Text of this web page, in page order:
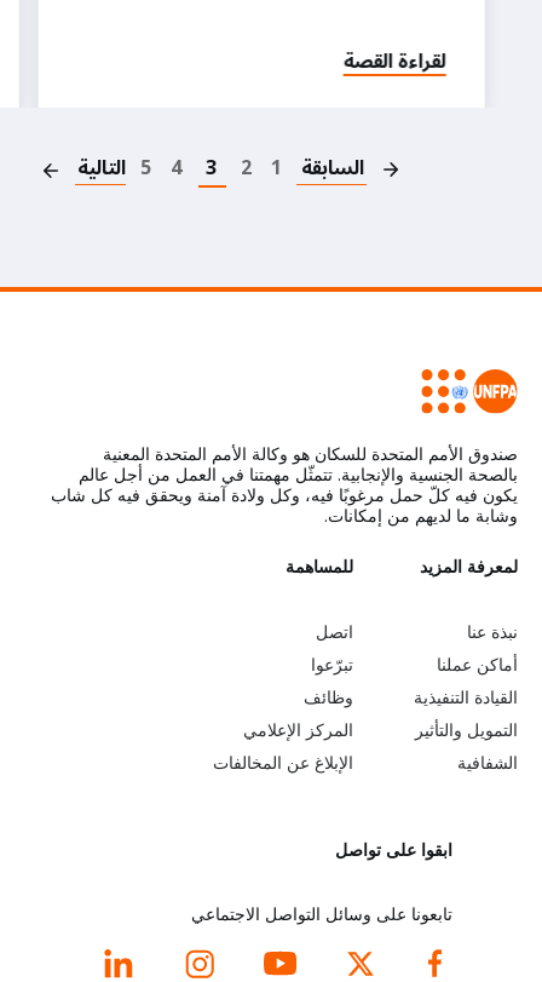
لقراءة القصة
السابقة 1
2
3
4
5 التالية
صندوق الأمم المتحدة للسكان هو وكالة الأمم المتحدة المعنية
بالصحة الجنسية والإنجابية. تتمثّل مهمتنا في العمل من أجل عالم
يكون فيه كلّ حمل مرغوبًا فيه، وكل ولادة آمنة ويحقق فيه كل شاب
وشابة ما لديهم من إمكانات.
L
e
a
r
n
لمعرفة المزيد
نبذة عنا
أماكن عملنا
القيادة التنفيذية
التمويل والتأثير
الشفافية
G
o
b
e
y
n
d
f
للمساهمة
اتصل
تبرّعوا
وظائف
المركز الإعلامي
الإبلاغ عن المخالفات
ابقوا على تواصل
تابعونا على وسائل التواصل الاجتماعي